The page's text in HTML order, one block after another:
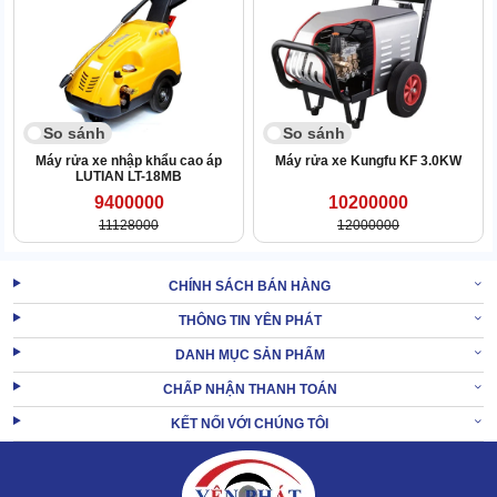
Độ bền vượt mặt nhiều đại diện so kè
So sánh
Máy rửa xe nhập khẩu cao áp
LUTIAN LT-18MB
9400000
11128000
So sánh
Máy rửa xe Kungfu KF 3.0KW
10200000
12000000
CHÍNH SÁCH BÁN HÀNG
THÔNG TIN YÊN PHÁT
DANH MỤC SẢN PHẨM
CHẤP NHẬN THANH TOÁN
KẾT NỐI VỚI CHÚNG TÔI